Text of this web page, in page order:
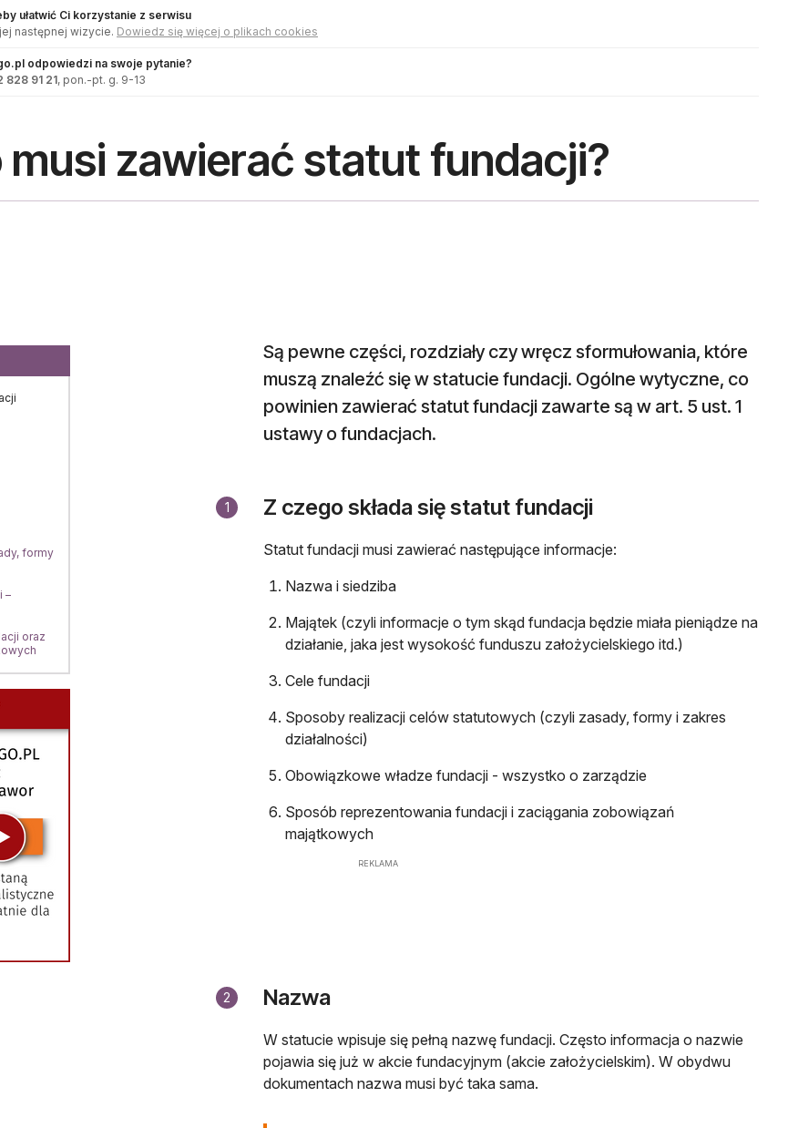
ułatwić Ci korzystanie z serwisu
następnej wizycie. Dowiedz się więcej o plikach cookies
odpowiedzi na swoje pytanie?
828 91 21, pon.-pt. g. 9-13
musi zawierać statut fundacji?
formy
–
oraz
Są pewne części, rozdziały czy wręcz sformułowania, które
muszą znaleźć się w statucie fundacji. Ogólne wytyczne, co
powinien zawierać statut fundacji zawarte są w art. 5 ust. 1
ustawy o fundacjach.
1 Z czego składa się statut fundacji
Statut fundacji musi zawierać następujące informacje:
Nazwa i siedziba
Majątek (czyli informacje o tym skąd fundacja będzie miała pieniądze na
działanie, jaka jest wysokość funduszu założycielskiego itd.)
Cele fundacji
Sposoby realizacji celów statutowych (czyli zasady, formy i zakres
działalności)
Obowiązkowe władze fundacji - wszystko o zarządzie
Sposób reprezentowania fundacji i zaciągania zobowiązań
majątkowych
REKLAMA
2 Nazwa
W statucie wpisuje się pełną nazwę fundacji. Często informacja o nazwie
pojawia się już w akcie fundacyjnym (akcie założycielskim). W obydwu
dokumentach nazwa musi być taka sama.